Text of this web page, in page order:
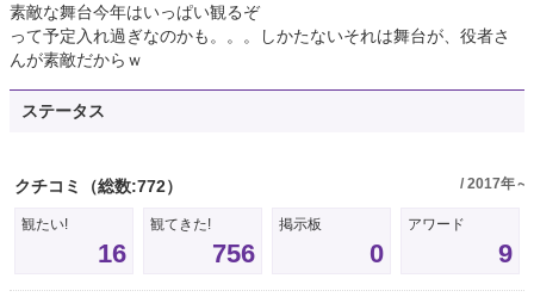
素敵な舞台今年はいっぱい観るぞ
って予定入れ過ぎなのかも。。。しかたないそれは舞台が、役者さ
んが素敵だからｗ
ステータス
クチコミ （総数:772） / 2017年～
観たい!
16
観てきた!
756
掲示板
0
アワード
9